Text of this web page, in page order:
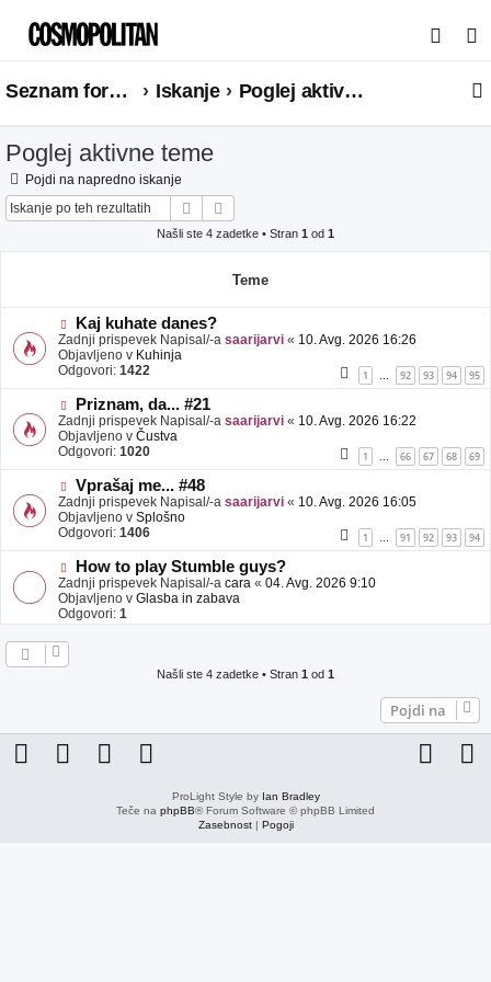
s
a
Seznam forumov Iskanje Poglej aktivne teme
Poglej aktivne teme
Pojdi na napredno iskanje
Iskanje
Našli ste 4 zadetke • Stran 1 od 1
Teme
N
o
v
e
b
a
v
e
Kaj kuhate danes?
Zadnji prispevek Napisal/-a saarijarvi « 10. Avg. 2026 16:26
Objavljeno v Kuhinja
Odgovori: 1422 1 … 92 93 94 95
N
o
v
e
b
a
v
e
Priznam, da... #21
Zadnji prispevek Napisal/-a saarijarvi « 10. Avg. 2026 16:22
Objavljeno v Čustva
Odgovori: 1020 1 … 66 67 68 69
N
o
v
e
b
a
v
e
Vprašaj me... #48
Zadnji prispevek Napisal/-a saarijarvi « 10. Avg. 2026 16:05
Objavljeno v Splošno
Odgovori: 1406 1 91 92 93 94
N
o
v
e
o
How to play Stumble guys?
Zadnji prispevek Napisal/-a cara « 04. Avg. 2026 9:10
Objavljeno v Glasba in zabava
Odgovori: 1
Našli ste 4 zadetke • Stran 1 od 1
Pojdi na
ProLight Style by Ian Bradley
Teče na phpBB® Forum Software © phpBB Limited
Zasebnost| Pogoji